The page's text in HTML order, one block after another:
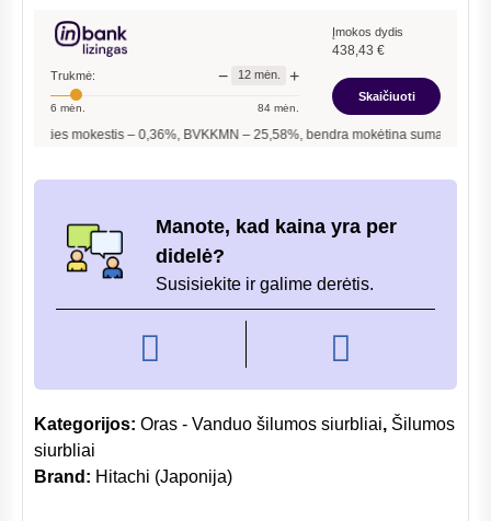
šilumos
siurblys
6,0
kW
Trukmė: − 12mėn. +
6 mėn. 84 mėn.
Įmokos dydis
438,43 €
Skaičiuoti
mokestis –0,36%, BVKKMN –25,58%, bendra mokėtina suma –5 261,16
Manote, kad kaina yra per
didelė?
Susisiekite ir galime derėtis.
Kategorijos: Oras - Vanduo šilumos siurbliai, Šilumos
siurbliai
Brand: Hitachi (Japonija)